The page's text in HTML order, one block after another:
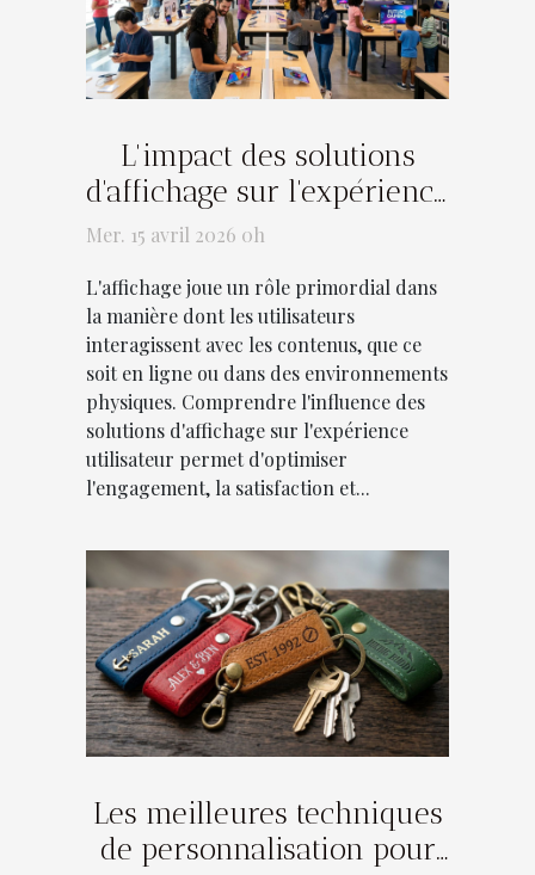
L'impact des solutions
d'affichage sur l'expérience
utilisateur
Mer. 15 avril 2026 0h
L'affichage joue un rôle primordial dans
la manière dont les utilisateurs
interagissent avec les contenus, que ce
soit en ligne ou dans des environnements
physiques. Comprendre l'influence des
solutions d'affichage sur l'expérience
utilisateur permet d'optimiser
l'engagement, la satisfaction et...
Les meilleures techniques
de personnalisation pour